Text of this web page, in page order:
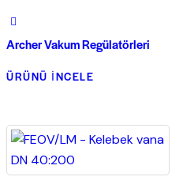
Archer Vakum Regülatörleri
ÜRÜNÜ İNCELE